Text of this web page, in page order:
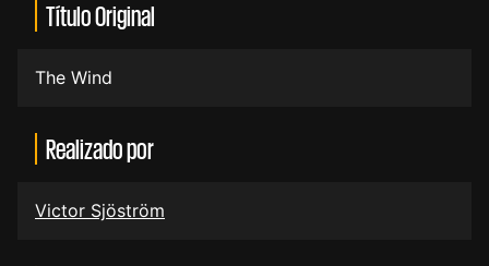
Título Original
The Wind
Realizado por
Victor Sjöström